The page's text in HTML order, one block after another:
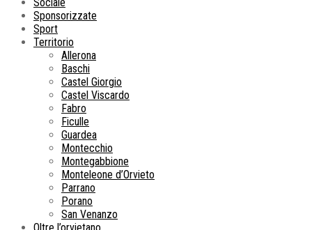
Sponsorizzate
Sport
Territorio
Allerona
Baschi
Castel Giorgio
Castel Viscardo
Fabro
Ficulle
Guardea
Montecchio
Montegabbione
Monteleone d’Orvieto
Parrano
Porano
San Venanzo